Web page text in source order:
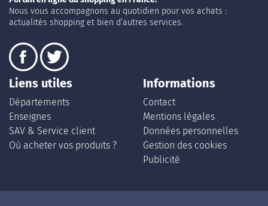
Nous vous accompagnons au quotidien pour vos achats :
actualités shopping et bien d’autres services.
Liens utiles
Départements
Enseignes
SAV & Service client
Où acheter vos produits ?
Informations
Contact
Mentions légales
Données personnelles
Gestion des cookies
Publicité